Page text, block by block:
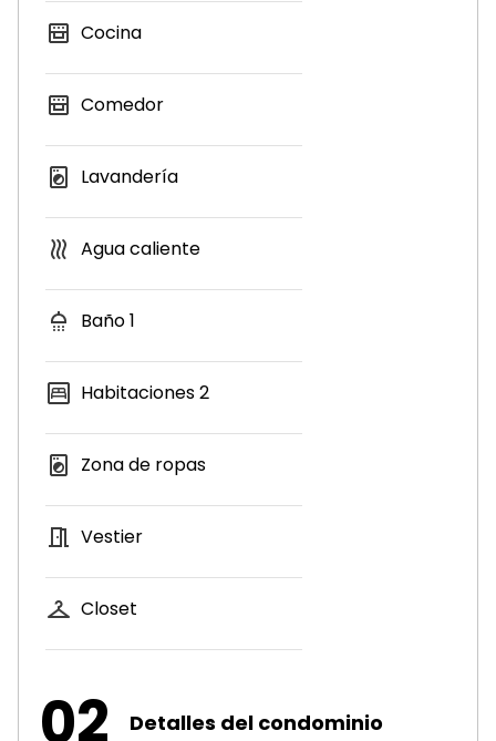
Cocina
Comedor
Lavandería
Agua caliente
Baño1
Habitaciones2
Zona de ropas
Vestier
Closet
02 Detalles del condominio